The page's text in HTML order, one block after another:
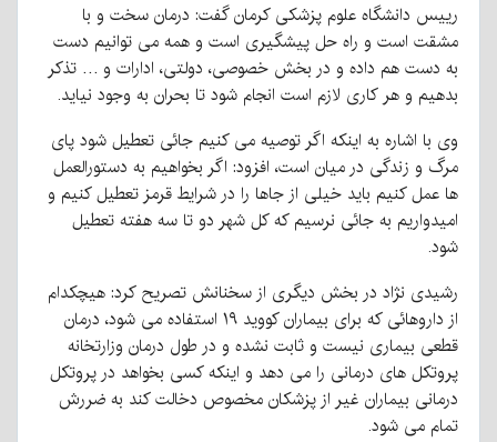
رییس دانشگاه علوم پزشکی کرمان گفت: درمان سخت و با
مشقت است و راه حل پیشگیری است و همه می توانیم دست
به دست هم داده و در بخش خصوصی، دولتی، ادارات و … تذکر
بدهیم و هر کاری لازم است انجام شود تا بحران به وجود نیاید.
وی با اشاره به اینکه اگر توصیه می کنیم جائی تعطیل شود پای
مرگ و زندگی در میان است، افزود: اگر بخواهیم به دستورالعمل
ها عمل کنیم باید خیلی از جاها را در شرایط قرمز تعطیل کنیم و
امیدواریم به جائی نرسیم که کل شهر دو تا سه هفته تعطیل
شود.
رشیدی نژاد در بخش دیگری از سخنانش تصریح کرد: هیچکدام
از داروهائی که برای بیماران کووید ۱۹ استفاده می شود، درمان
قطعی بیماری نیست و ثابت نشده و در طول درمان وزارتخانه
پروتکل های درمانی را می دهد و اینکه کسی بخواهد در پروتکل
درمانی بیماران غیر از پزشکان مخصوص دخالت کند به ضررش
تمام می شود.